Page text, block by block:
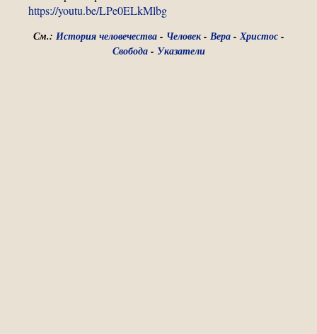
https://youtu.be/LPe0ELkMlbg
См.: История человечества- Человек- Вера-Христос-
Свобода- Указатели